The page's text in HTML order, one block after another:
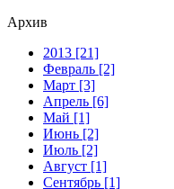
Архив
2013 [21]
Февраль [2]
Март [3]
Апрель [6]
Май [1]
Июнь [2]
Июль [2]
Август [1]
Сентябрь [1]